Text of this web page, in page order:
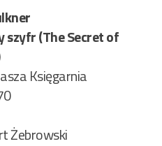
szyfr (The Secret of
Księgarnia
Żebrowski